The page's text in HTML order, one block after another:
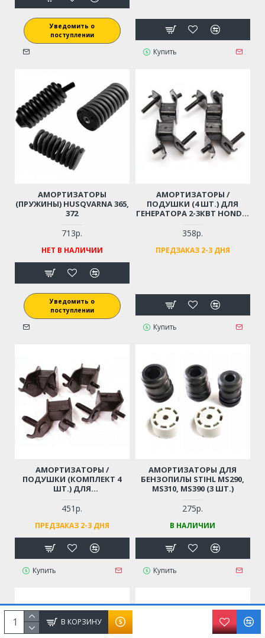
В КОРЗИНУ
Уведомить о
поступлении
Купить
АМОРТИЗАТОРЫ
(ПРУЖИНЫ) HUSQVARNA 365,
372
713р.
НЕТ В НАЛИЧИИ
Уведомить о
поступлении
АМОРТИЗАТОРЫ /
ПОДУШКИ (4 ШТ.) ДЛЯ
ГЕНЕРАТОРА 2-3КВТ HONDA,
CARVER, PRORAB, CHAMPION
И ПР. 168F-170F GX160
(РЕЗЬБА - М8)
358р.
ПРЕДЗАКАЗ 2-3 ДНЯ
Купить
АМОРТИЗАТОРЫ /
ПОДУШКИ (КОМПЛЕКТ 4
ШТ.) ДЛЯ
HUTER, CARVER, CHAMPION,
FUBAG, МОТОПОМПЫ
451р.
ПРЕДЗАКАЗ 2-3 ДНЯ
Купить
АМОРТИЗАТОРЫ ДЛЯ
БЕНЗОПИЛЫ STIHL MS290,
MS310, MS390 (3 ШТ.)
275р.
В НАЛИЧИИ
Купить